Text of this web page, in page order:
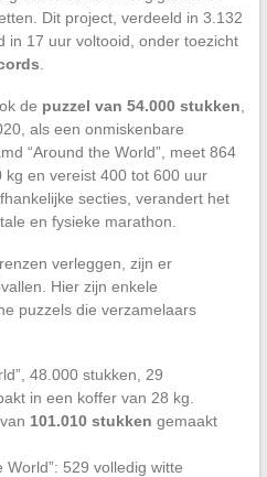
Dit project, verdeeld in 3.132
in 17 uur voltooid, onder toezicht
de puzzel van 54.000 stukken
als een onmiskenbare
“Around the World”, meet 864
en vereist 400 tot 600 uur
secties, verandert het
en fysieke marathon.
verleggen, zijn er
Hier zijn enkele
puzzels die verzamelaars
48.000 stukken, 29
in een koffer van 28 kg.
101.010 stukken gemaakt
529 volledig witte